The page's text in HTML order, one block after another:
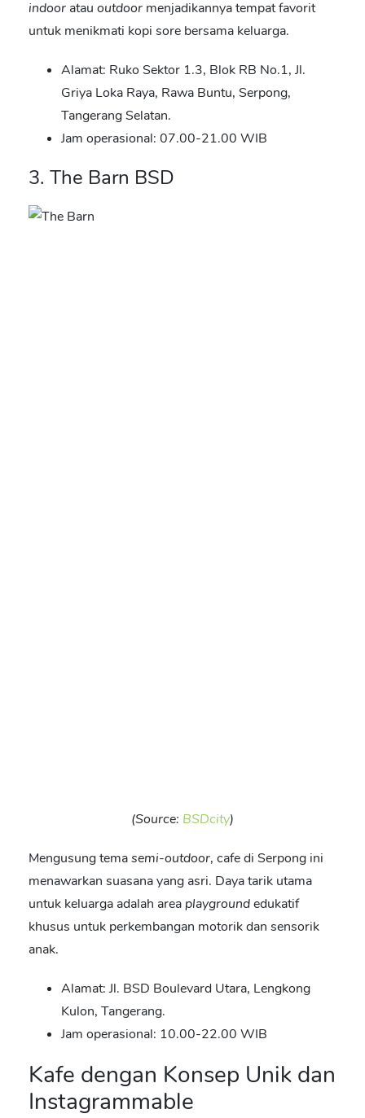
indoor atau outdoor menjadikannya tempat favorit
untuk menikmati kopi sore bersama keluarga.
Alamat: Ruko Sektor 1.3, Blok RB No.1, Jl.
Griya Loka Raya, Rawa Buntu, Serpong,
Tangerang Selatan.
Jam operasional: 07.00-21.00 WIB
3. The Barn BSD
(Source: BSDcity)
Mengusung temasemi-outdoor, cafe di Serpong ini
menawarkan suasana yang asri. Daya tarik utama
untuk keluarga adalah areaplaygroundedukatif
khusus untuk perkembangan motorik dan sensorik
anak.
Alamat: Jl. BSD Boulevard Utara, Lengkong
Kulon, Tangerang.
Jam operasional: 10.00-22.00 WIB
Kafe dengan Konsep Unik dan
Instagrammable